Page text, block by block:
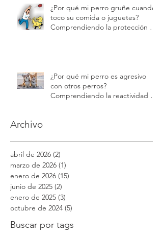
¿Por qué mi perro gruñe cuando
toco su comida o juguetes?
Comprendiendo la protección de
¿Por qué mi perro es agresivo
con otros perros?
Comprendiendo la reactividad y
Archivo
abril de 2026 (2)
marzo de 2026 (1)
enero de 2026 (15)
junio de 2025 (2)
enero de 2025 (3)
octubre de 2024 (5)
Buscar por tags